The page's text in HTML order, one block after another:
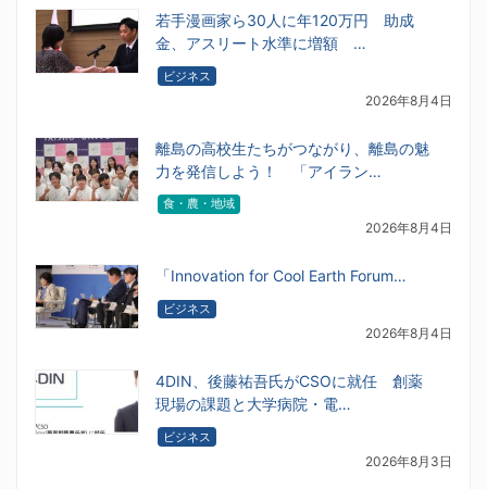
若手漫画家ら30人に年120万円 助成
金、アスリート水準に増額 …
ビジネス
2026年8月4日
離島の高校生たちがつながり、離島の魅
力を発信しよう！ 「アイラン…
食・農・地域
2026年8月4日
「Innovation for Cool Earth Forum…
ビジネス
2026年8月4日
4DIN、後藤祐吾氏がCSOに就任 創薬
現場の課題と大学病院・電…
ビジネス
2026年8月3日